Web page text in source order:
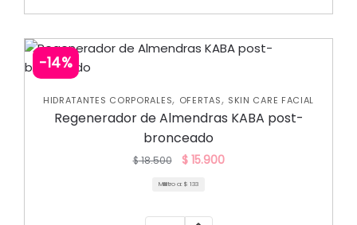
-14%
HIDRATANTES CORPORALES, OFERTAS, SKIN CARE FACIAL
Regenerador de Almendras KABA post-
bronceado
$18.500 $15.900
Mililitro a: $ 133